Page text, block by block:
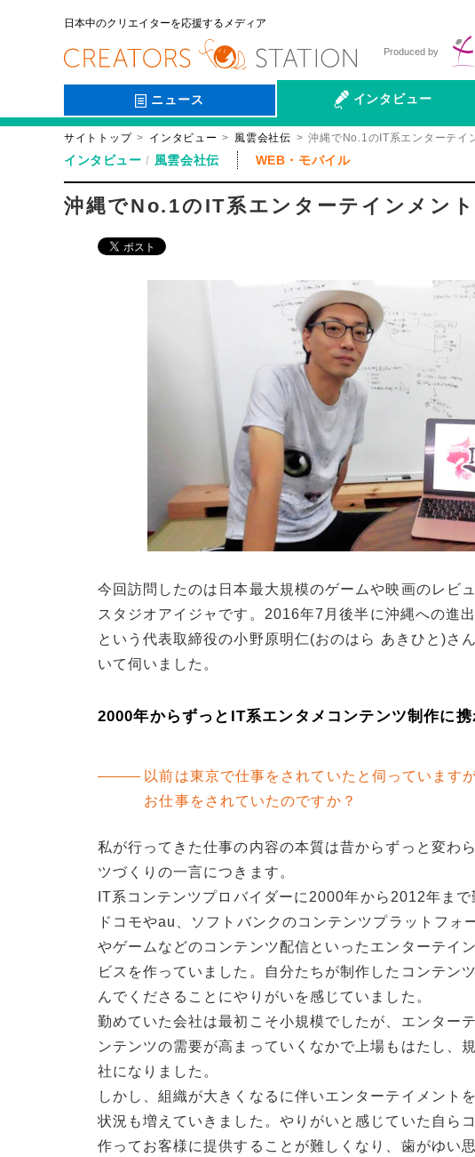
日本中のクリエイターを応援するメディア
Produced by
ニュース インタビュー
会社伝
サイトトップ インタビュー 風雲会社伝 沖縄でNo.1のIT系エンターテイ
インタビュー 風雲会社伝 WEB・モバイル
沖縄でNo.1のIT系エンターテインメン
今回訪問したのは日本最大規模のゲームや映画のレ
スタジオアイジャです。2016年7月後半に沖縄への進
という代表取締役の小野原明仁(おのはら あきひと)さ
いて伺いました。
2000年からずっとIT系エンタメコンテンツ制作に携
以前は東京で仕事をされていたと伺っています
お仕事をされていたのですか？
私が行ってきた仕事の内容の本質は昔からずっと変わ
ツづくりの一言につきます。
IT系コンテンツプロバイダーに2000年から2012年まで
ドコモやau、ソフトバンクのコンテンツプラットフォ
やゲームなどのコンテンツ配信といったエンターテイ
ビスを作っていました。自分たちが制作したコンテン
んでくださることにやりがいを感じていました。
勤めていた会社は最初こそ小規模でしたが、エンター
ンテンツの需要が高まっていくなかで上場もはたし、
社になりました。
しかし、組織が大きくなるに伴いエンターテイメント
状況も増えていきました。やりがいと感じていた自ら
作ってお客様に提供することが難しくなり、歯がゆい